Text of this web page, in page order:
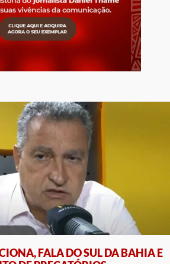
FALA DO SUL DA BAHIA E